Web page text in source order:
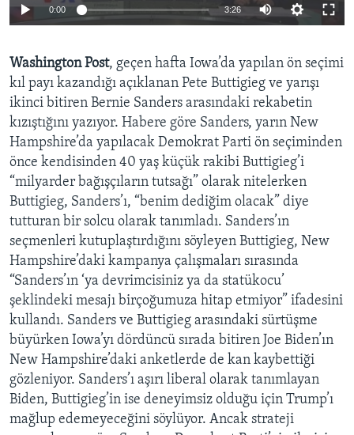
HAYATTAN
BIZI TAKIP EDIN
Diller
0:00 3:26
Washington Post, geçen hafta Iowa’da yapılan ön seçimi
kıl payı kazandığı açıklanan Pete Buttigieg ve yarışı
ikinci bitiren Bernie Sanders arasındaki rekabetin
kızıştığını yazıyor. Habere göre Sanders, yarın New
Hampshire’da yapılacak Demokrat Parti ön seçiminden
önce kendisinden 40 yaş küçük rakibi Buttigieg’i
“milyarder bağışçıların tutsağı” olarak nitelerken
Buttigieg, Sanders’ı, “benim dediğim olacak” diye
tutturan bir solcu olarak tanımladı. Sanders’ın
seçmenleri kutuplaştırdığını söyleyen Buttigieg, New
Hampshire’daki kampanya çalışmaları sırasında
“Sanders’ın ‘ya devrimcisiniz ya da statükocu’
şeklindeki mesajı birçoğumuza hitap etmiyor” ifadesini
kullandı. Sanders ve Buttigieg arasındaki sürtüşme
büyürken Iowa’yı dördüncü sırada bitiren Joe Biden’ın
New Hampshire’daki anketlerde de kan kaybettiği
gözleniyor. Sanders’ı aşırı liberal olarak tanımlayan
Biden, Buttigieg’in ise deneyimsiz olduğu için Trump’ı
mağlup edemeyeceğini söylüyor. Ancak strateji